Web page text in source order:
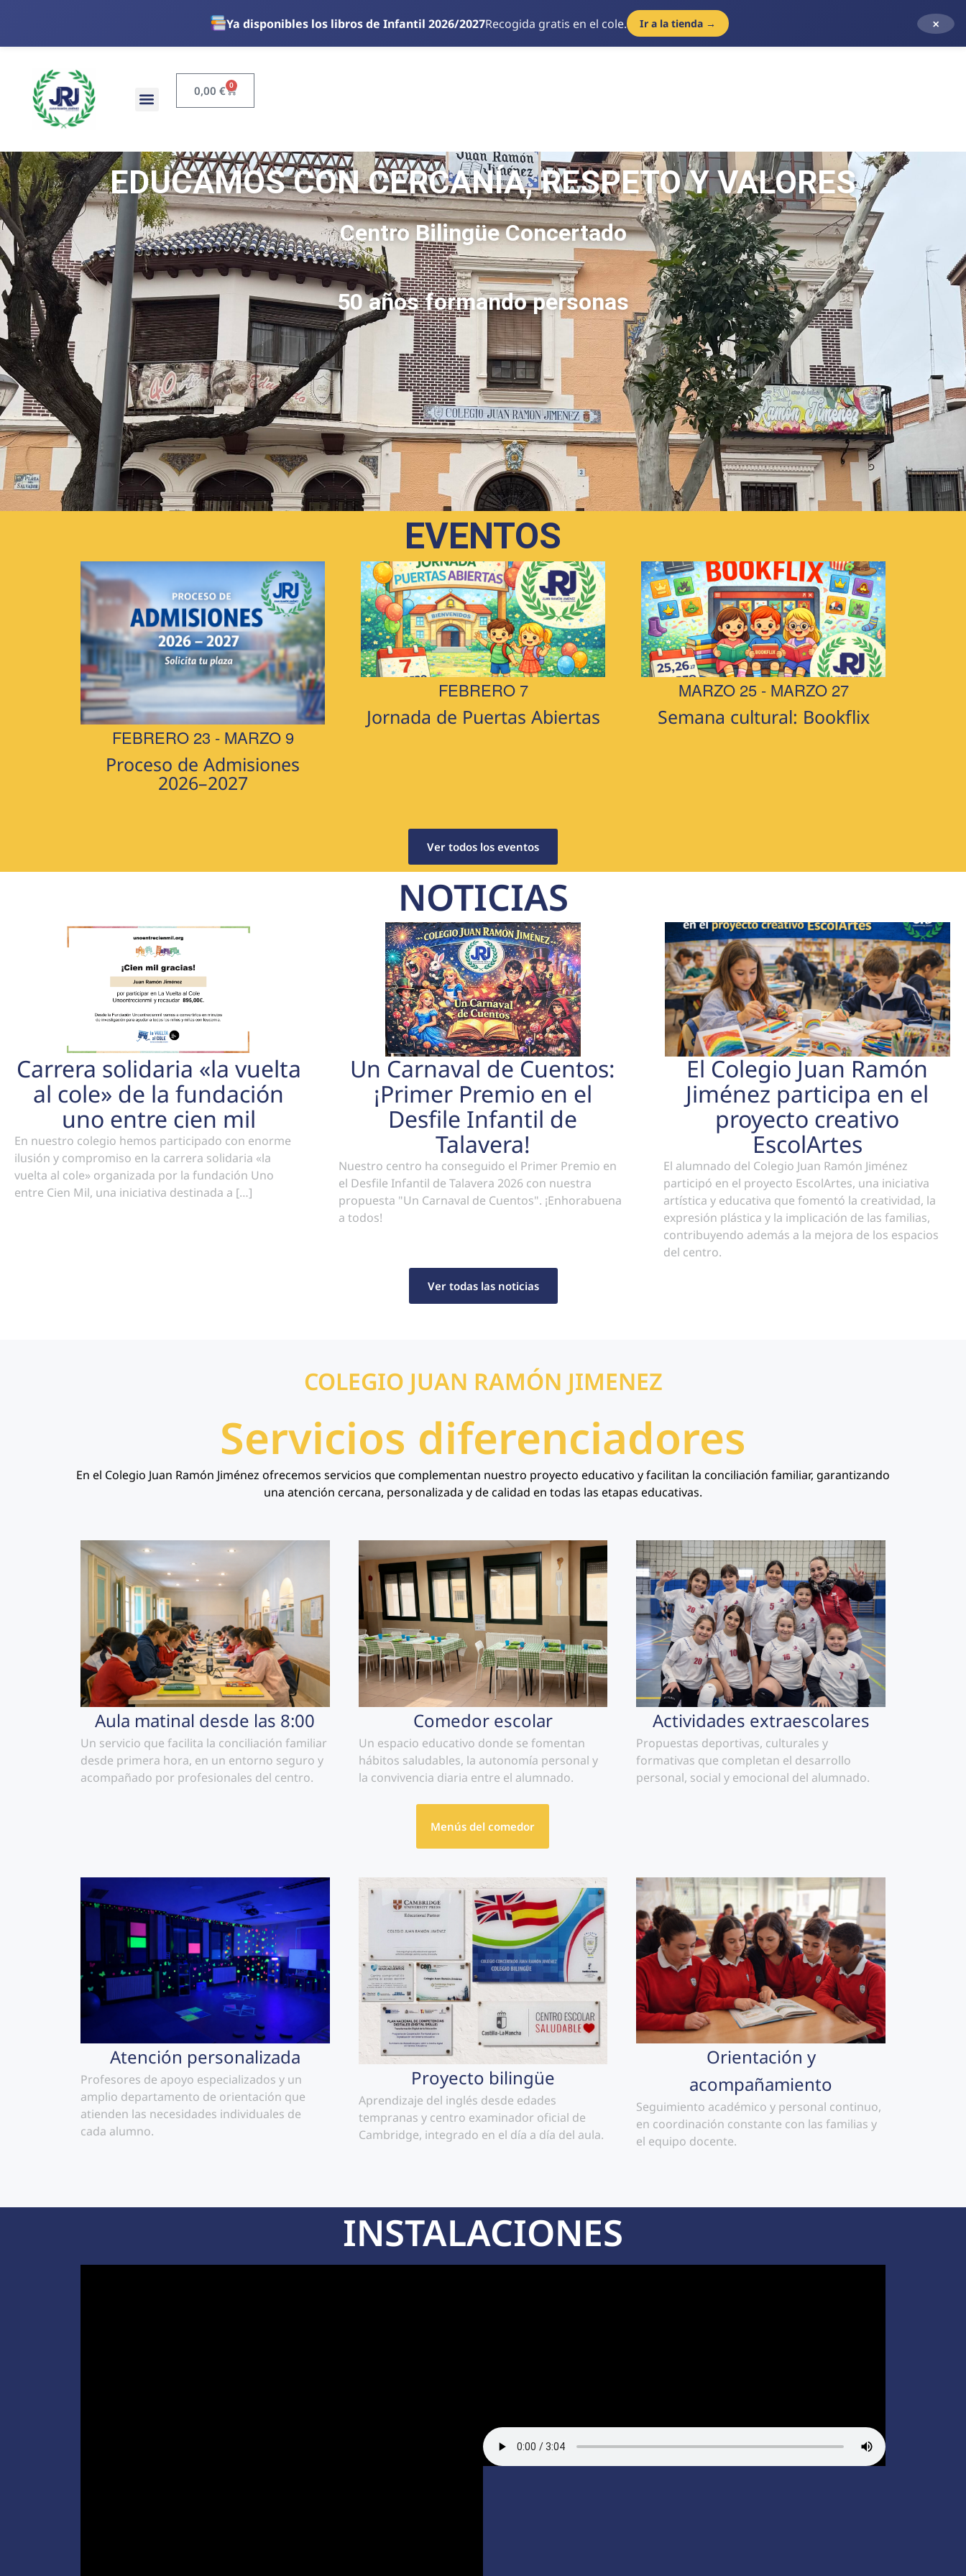
Ya disponibles los libros de Infantil 2026/2027Recogida gratis en el cole. Ir a la tienda → ×
0,00 € 0
EDUCAMOS CON CERCANÍA, RESPETO Y VALORES
Centro Bilingüe Concertado
50 años formando personas
EVENTOS
FEBRERO 23 - MARZO 9
Proceso de Admisiones
2026–2027
FEBRERO 7
Jornada de Puertas Abiertas
MARZO 25 - MARZO 27
Semana cultural: Bookflix
Ver todos los eventos
NOTICIAS
Carrera solidaria «la vuelta
al cole» de la fundación
uno entre cien mil
En nuestro colegio hemos participado con enorme
ilusión y compromiso en la carrera solidaria «la
vuelta al cole» organizada por la fundación Uno
entre Cien Mil, una iniciativa destinada a […]
Un Carnaval de Cuentos:
¡Primer Premio en el
Desfile Infantil de
Talavera!
Nuestro centro ha conseguido el Primer Premio en
el Desfile Infantil de Talavera 2026 con nuestra
propuesta "Un Carnaval de Cuentos". ¡Enhorabuena
a todos!
El Colegio Juan Ramón
Jiménez participa en el
proyecto creativo
EscolArtes
El alumnado del Colegio Juan Ramón Jiménez
participó en el proyecto EscolArtes, una iniciativa
artística y educativa que fomentó la creatividad, la
expresión plástica y la implicación de las familias,
contribuyendo además a la mejora de los espacios
del centro.
Ver todas las noticias
COLEGIO JUAN RAMÓN JIMENEZ
Servicios diferenciadores
En el Colegio Juan Ramón Jiménez ofrecemos servicios que complementan nuestro proyecto educativo y facilitan la conciliación familiar, garantizando
una atención cercana, personalizada y de calidad en todas las etapas educativas.
Aula matinal desde las 8:00
Un servicio que facilita la conciliación familiar
desde primera hora, en un entorno seguro y
acompañado por profesionales del centro.
Comedor escolar
Un espacio educativo donde se fomentan
hábitos saludables, la autonomía personal y
la convivencia diaria entre el alumnado.
Menús del comedor
Actividades extraescolares
Propuestas deportivas, culturales y
formativas que completan el desarrollo
personal, social y emocional del alumnado.
Atención personalizada
Profesores de apoyo especializados y un
amplio departamento de orientación que
atienden las necesidades individuales de
cada alumno.
Proyecto bilingüe
Aprendizaje del inglés desde edades
tempranas y centro examinador oficial de
Cambridge, integrado en el día a día del aula.
Orientación y
acompañamiento
Seguimiento académico y personal continuo,
en coordinación constante con las familias y
el equipo docente.
INSTALACIONES